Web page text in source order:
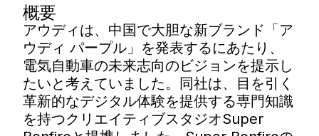
概要
アウディは、中国で大胆な新ブランド「ア
ウディ パープル」を発表するにあたり、
電気自動車の未来志向のビジョンを提示し
たいと考えていました。同社は、目を引く
革新的なデジタル体験を提供する専門知識
を持つクリエイティブスタジオSuper